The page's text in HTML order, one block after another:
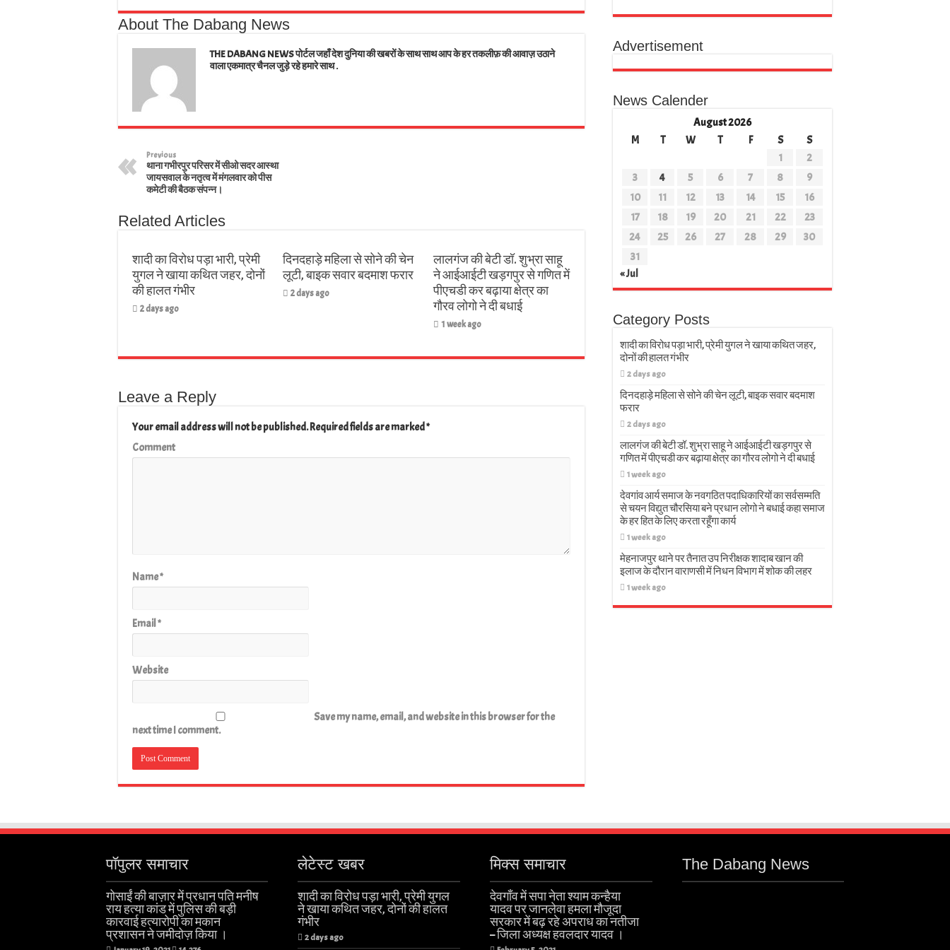
बरदह के पसिका में शतचंडी महायज्ञ का शुभारंभ मंदिर से निकली कलश यात्रा बड़ी संख्या में श्रद्धालुओं की रही भीड़ लगते रहे जयकारे
मेहनगर में एक पेड़ माँ के नाम अभियान के तहत वन महोत्सव का आयोजन पौधों की सुरक्षा और उनकी उचित देखभाल करने का लिया गया सामूहिक संकल्प
About The Dabang News
THE DABANG NEWS पोर्टल जहाँ देश दुनिया की खबरों के साथ साथ आप के हर तकलीफ़ की आवाज़ उठाने
वाला एकमात्र चैनल जुड़े रहे हमारे साथ .
Previous
थाना गभीरपुर परिसर में सीओ सदर आस्था
जायसवाल के नतृत्व में मंगलवार को पीस
कमेटी की बैठक संपन्न।
Related Articles
शादी का विरोध पड़ा भारी, प्रेमी
युगल ने खाया कथित जहर, दोनों
की हालत गंभीर
2 days ago
दिनदहाड़े महिला से सोने की चेन
लूटी, बाइक सवार बदमाश फरार
2 days ago
लालगंज की बेटी डॉ. शुभ्रा साहू
ने आईआईटी खड़गपुर से गणित में
पीएचडी कर बढ़ाया क्षेत्र का
गौरव लोगो ने दी बधाई
1 week ago
Leave a Reply
Your email address will not be published.Required fields are marked*
Comment
Name*
Email*
Website
Save my name, email, and website in this browser for the
next time I comment.
Advertisement
News Calender
August 2026
M
T W T F S
S
1
2
3
4 5 6 7 8
9
10
11 12 13 14 15
16
17
18 19 20 21 22
23
24
25 26 27 28 29
30
31
« Jul
Category Posts
शादी का विरोध पड़ा भारी, प्रेमी युगल ने खाया कथित जहर,
दोनों की हालत गंभीर
2 days ago
दिनदहाड़े महिला से सोने की चेन लूटी, बाइक सवार बदमाश
फरार
2 days ago
लालगंज की बेटी डॉ. शुभ्रा साहू ने आईआईटी खड़गपुर से
गणित में पीएचडी कर बढ़ाया क्षेत्र का गौरव लोगो ने दी बधाई
1 week ago
देवगांव आर्य समाज के नवगठित पदाधिकारियों का सर्वसम्मति
से चयन विद्युत चौरसिया बने प्रधान लोगो ने बधाई कहा समाज
के हर हित के लिए करता रहूँगा कार्य
1 week ago
मेहनाजपुर थाने पर तैनात उप निरीक्षक शादाब खान की
इलाज के दौरान वाराणसी में निधन विभाग में शोक की लहर
1 week ago
पॉपुलर समाचार
गोसाईं की बाज़ार में प्रधान पति मनीष
राय हत्या कांड में पुलिस की बड़ी
कारवाई हत्यारोपी का मकान
प्रशासन ने जमीदोज़ किया ।
लेटेस्ट खबर
शादी का विरोध पड़ा भारी, प्रेमी युगल
ने खाया कथित जहर, दोनों की हालत
गंभीर
2 days ago
मिक्स समाचार
देवगाँव में सपा नेता श्याम कन्हैया
यादव पर जानलेवा हमला मौजूदा
सरकार में बढ़ रहे अपराध का नतीजा
– जिला अध्यक्ष हवलदार यादव ।
The Dabang News